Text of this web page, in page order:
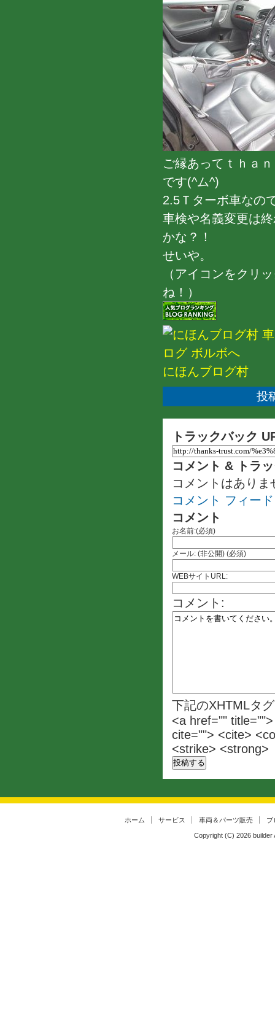
ご縁あってｔｈａ
です(^ム^)
2.5Ｔターボ車なの
車検や名義変更は
かな？！
せいや。
（アイコンをクリ
ね！）
にほんブログ村
投
トラックバック
コメント & トラ
コメントはありま
コメント フィード
コメント
お名前:(必須)
メール: (非公開) (必須)
WEBサイトURL:
コメント:
下記のXHTMLタ
<a href=""
cite=""> <cite>
<strike> <strong>
ホーム サービス 車両＆パーツ販売 ブ
Copyright (C) 2026 builder